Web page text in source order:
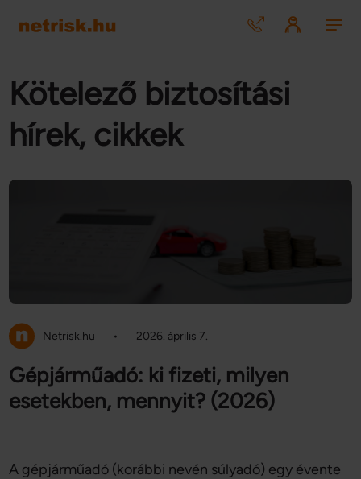
Kötelező biztosítási
hírek, cikkek
Netrisk.hu • 2026. április 7.
Gépjárműadó: ki fizeti, milyen
esetekben, mennyit? (2026)
A gépjárműadó (korábbi nevén súlyadó) egy évente